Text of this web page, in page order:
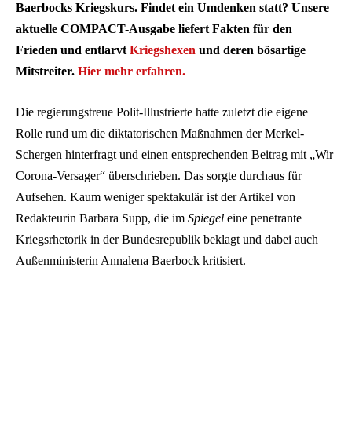
Baerbocks Kriegskurs. Findet ein Umdenken statt? Unsere
aktuelle COMPACT-Ausgabe liefert Fakten für den
Frieden und entlarvt Kriegshexen und deren bösartige
Mitstreiter. Hier mehr erfahren.
Die regierungstreue Polit-Illustrierte hatte zuletzt die eigene
Rolle rund um die diktatorischen Maßnahmen der Merkel-
Schergen hinterfragt und einen entsprechenden Beitrag mit „Wir
Corona-Versager“ überschrieben. Das sorgte durchaus für
Aufsehen. Kaum weniger spektakulär ist der Artikel von
Redakteurin Barbara Supp, die im Spiegel eine penetrante
Kriegsrhetorik in der Bundesrepublik beklagt und dabei auch
Außenministerin Annalena Baerbock kritisiert.